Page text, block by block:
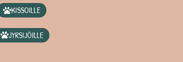
KISSOILLE
JYRSIJÖILLE